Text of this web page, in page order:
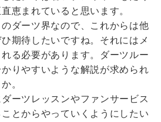
恵まれていると思います。
ダーツ界なので、これからは他
期待したいですね。それにはメ
る必要があります。ダーツルー
りやすいような解説が求められ
。
ーツレッスンやファンサービス
とからやっていくようにしたい